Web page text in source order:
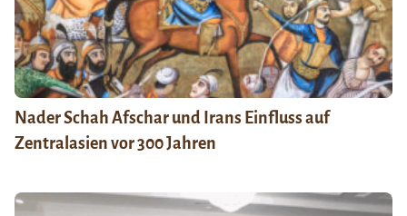
Nader Schah Afschar und Irans Einfluss auf
Zentralasien vor 300 Jahren